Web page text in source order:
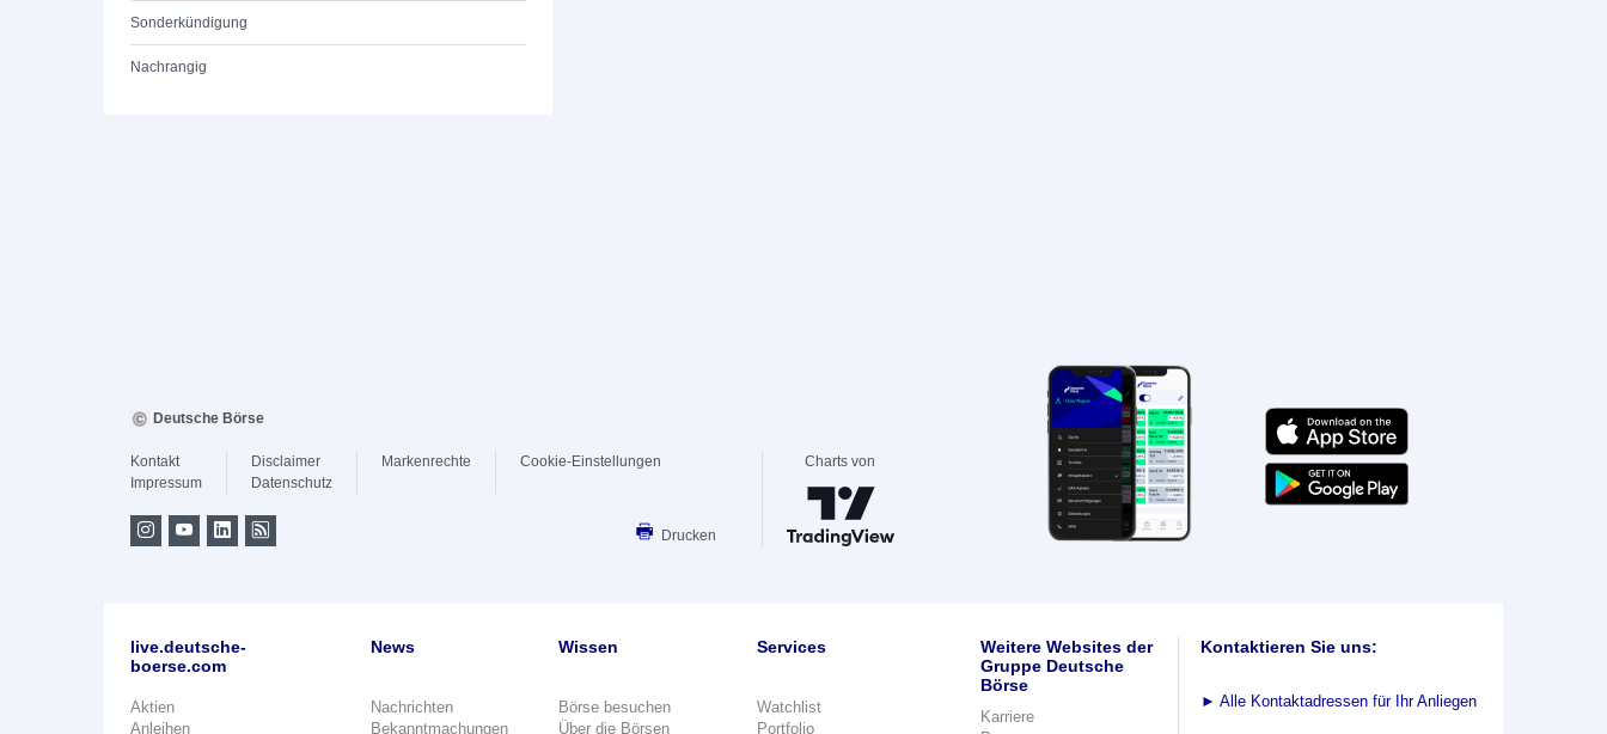
Sonderkündigung
Nachrangig
Deutsche Börse
Kontakt
Impressum
Disclaimer
Datenschutz
Markenrechte Cookie-Einstellungen
Drucken
Charts von
live.deutsche-
boerse.com
Aktien
Anleihen
News
Nachrichten
Bekanntmachungen
Wissen
Börse besuchen
Über die Börsen
Services
Watchlist
Portfolio
Weitere Websites der
Gruppe Deutsche
Börse
Karriere
Kontaktieren Sie uns:
► Alle Kontaktadressen für Ihr Anliegen